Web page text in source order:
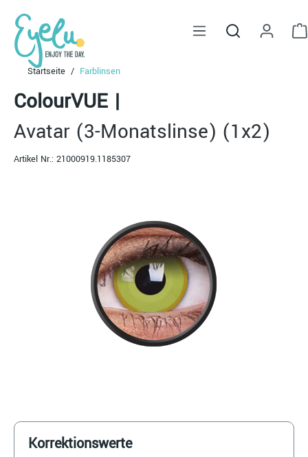
springen
Startseite Farblinsen
ColourVUE |
Avatar (3-Monatslinse) (1x2)
Artikel Nr.: 21000919.1185307
Korrektionswerte